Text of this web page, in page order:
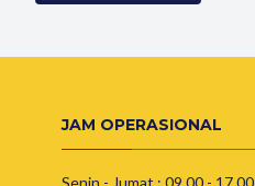
JAM OPERASIONAL
Senin - Jumat : 09.00 - 17.00